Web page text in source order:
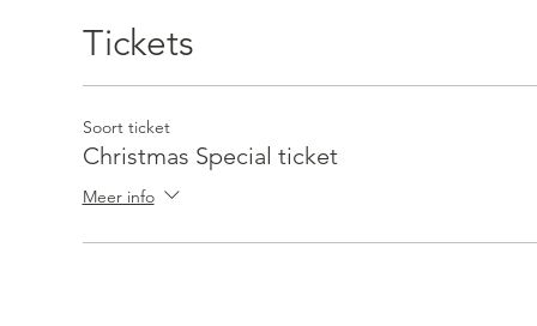
Tickets
Soort ticket
Christmas Special ticket
Meer info